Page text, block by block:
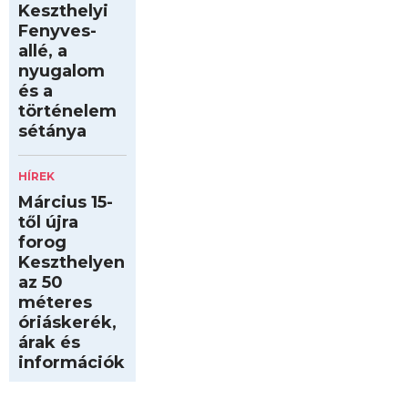
Keszthelyi
Fenyves-
allé, a
nyugalom
és a
történelem
sétánya
HÍREK
Március 15-
től újra
forog
Keszthelyen
az 50
méteres
óriáskerék,
árak és
információk